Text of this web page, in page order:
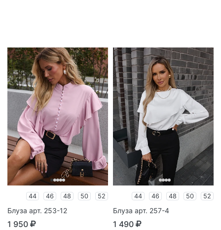
44 46 48 50 52
Блуза арт. 253-12
1 950
44 46 48 50 52
Блуза арт. 257-4
1 490